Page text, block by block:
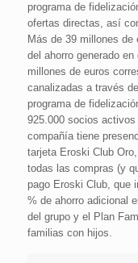
programa de
ofertas directas, así
Más de 39 millones de
del ahorro generado
millones de euros
canalizadas a través
programa de
925.000 socios
compañía tiene
tarjeta Eroski Club
todas las compras (y
pago Eroski Club, que
% de ahorro adicional
del grupo y el Plan
familias con hijos.